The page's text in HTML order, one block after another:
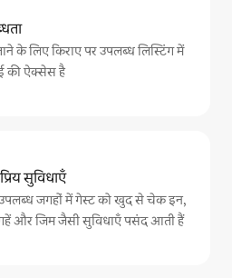
के लिए किराए पर उपलब्ध लिस्टिंग में
की ऐक्सेस है
सुविधाएँ
उपलब्ध जगहों में गेस्ट को खुद से चेक इन,
और जिम जैसी सुविधाएँ पसंद आती हैं